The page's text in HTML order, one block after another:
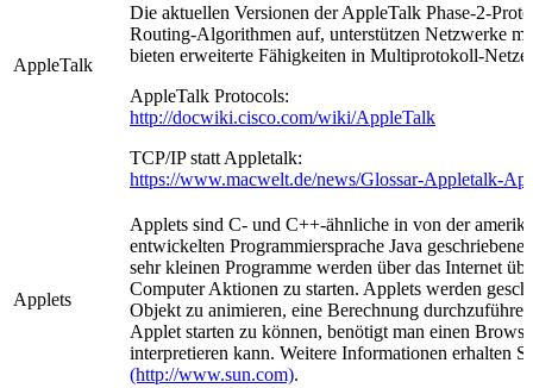
AppleTalk
Die aktuellen Versionen der AppleTalk Phase-2-
Routing-Algorithmen auf, unterstützen Netzwerke
bieten erweiterte Fähigkeiten in Multiprotokoll-
AppleTalk Protocols:
http://docwiki.cisco.com/wiki/AppleTalk
TCP/IP statt Appletalk:
https://www.macwelt.de/news/Glossar-Appletalk-
Applets
Applets sind C- und C++-ähnliche in von der
entwickelten Programmiersprache Java
sehr kleinen Programme werden über das Internet
Computer Aktionen zu starten. Applets werden
Objekt zu animieren, eine Berechnung
Applet starten zu können, benötigt man einen
interpretieren kann. Weitere Informationen erhalten
(http://www.sun.com).